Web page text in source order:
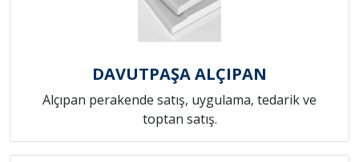
DAVUTPAŞA ALÇIPAN
Alçıpan perakende satış, uygulama, tedarik ve
toptan satış.